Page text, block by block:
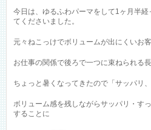
今日は、ゆるふわパーマをして1ヶ月半
てくださいました。
元々ねこっけでボリュームが出にくいお客
お仕事の関係で後ろで一つに束ねられる
ちょっと暑くなってきたので「サッパリ
ボリューム感を残しながらサッパリ・す
することに